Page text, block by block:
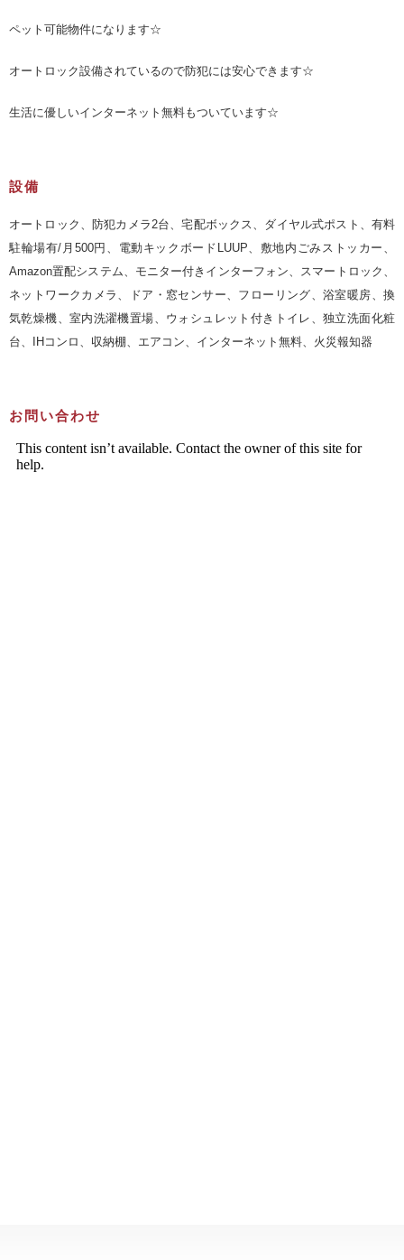
ペット可能物件になります☆
オートロック設備されているので防犯には安心できます☆
生活に優しいインターネット無料もついています☆
設備
オートロック、防犯カメラ2台、宅配ボックス、ダイヤル式ポスト、有料
駐輪場有/月500円、電動キックボードLUUP、敷地内ごみストッカー、
Amazon置配システム、モニター付きインターフォン、スマートロック、
ネットワークカメラ、ドア・窓センサー、フローリング、浴室暖房、換
気乾燥機、室内洗濯機置場、ウォシュレット付きトイレ、独立洗面化粧
台、IHコンロ、収納棚、エアコン、インターネット無料、火災報知器
お問い合わせ